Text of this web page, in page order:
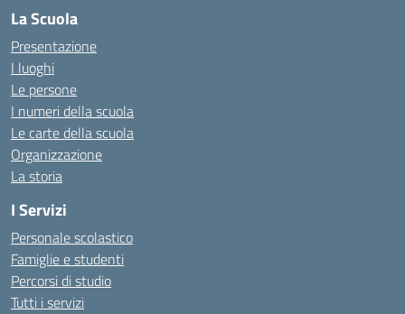
La Scuola
Presentazione
I luoghi
Le persone
I numeri della scuola
Le carte della scuola
Organizzazione
La storia
I Servizi
Personale scolastico
Famiglie e studenti
Percorsi di studio
Tutti i servizi